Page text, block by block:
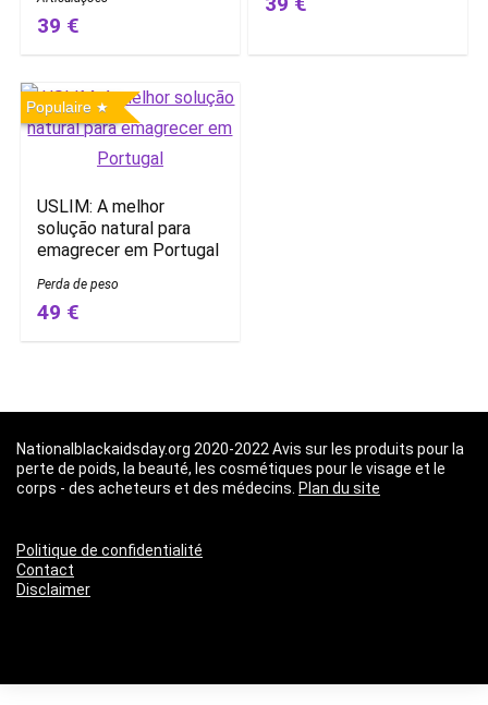
39 €
Populaire
USLIM: A melhor
solução natural para
emagrecer em Portugal
Perda de peso
49 €
Nationalblackaidsday.org 2020-2022 Avis sur les produits pour la
perte de poids, la beauté, les cosmétiques pour le visage et le
corps - des acheteurs et des médecins. Plan du site
Politique de confidentialité
Contact
Disclaimer